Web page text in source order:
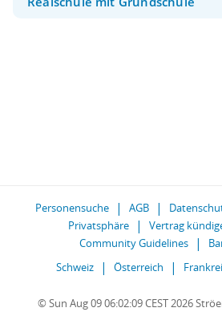
Personensuche AGB
Privatsphäre
Vertrag
Community Guidelines
Schweiz
Österreich
© Sun Aug 09 06:02:09 CEST 2026